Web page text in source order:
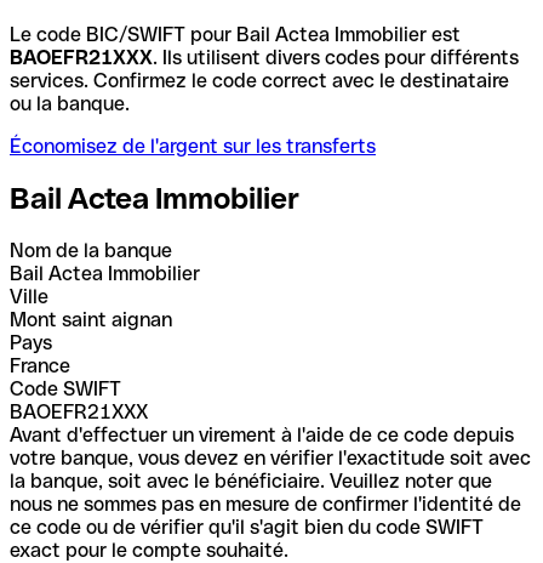
Le code BIC/SWIFT pour Bail Actea Immobilier est
BAOEFR21XXX. Ils utilisent divers codes pour différents
services. Confirmez le code correct avec le destinataire
ou la banque.
Économisez de l'argent sur les transferts
Bail Actea Immobilier
Nom de la banque
Bail Actea Immobilier
Ville
Mont saint aignan
Pays
France
Code SWIFT
BAOEFR21XXX
Avant d'effectuer un virement à l'aide de ce code depuis
votre banque, vous devez en vérifier l'exactitude soit avec
la banque, soit avec le bénéficiaire. Veuillez noter que
nous ne sommes pas en mesure de confirmer l'identité de
ce code ou de vérifier qu'il s'agit bien du code SWIFT
exact pour le compte souhaité.